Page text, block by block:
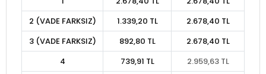
2 (VADE FARKSIZ)
1.339,20 TL
2.678,40 TL
3 (VADE FARKSIZ)
892,80 TL
2.678,40 TL
4
739,91 TL
2.959,63 TL